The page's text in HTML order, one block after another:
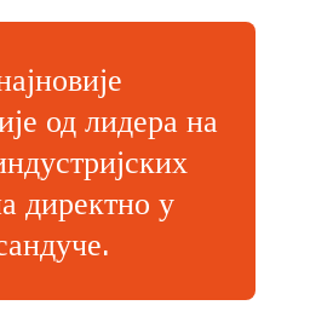
од лидера на
директно у